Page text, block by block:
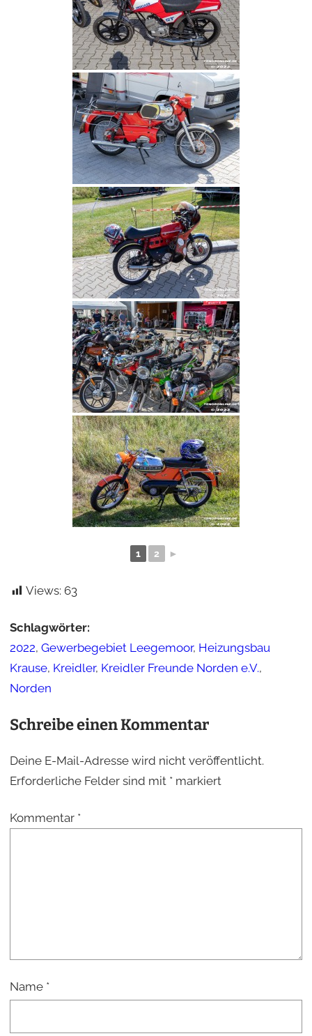
1 2 ►
Views: 63
Schlagwörter:
2022, Gewerbegebiet Leegemoor, Heizungsbau
Krause, Kreidler, Kreidler Freunde Norden e.V.,
Norden
Schreibe einen Kommentar
Deine E-Mail-Adresse wird nicht veröffentlicht.
Erforderliche Felder sind mit *markiert
Kommentar *
Name *